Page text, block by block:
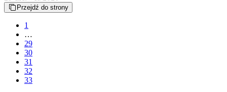
Przejdź do strony
1
…
29
30
31
32
33